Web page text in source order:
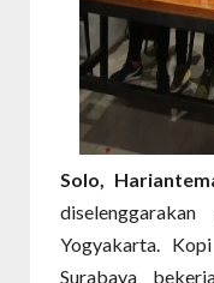
Solo,
Yogyakarta.
Surabaya